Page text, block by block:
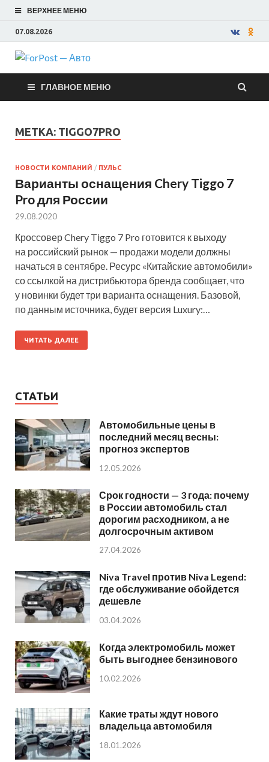
ВЕРХНЕЕ МЕНЮ
07.08.2026
ForPost —
Авто
ГЛАВНОЕ МЕНЮ
МЕТКА: TIGGO7PRO
НОВОСТИ КОМПАНИЙ / ПУЛЬС
Варианты оснащения Chery Tiggo 7
Pro для России
29.08.2020
Кроссовер Chery Tiggo 7 Pro готовится к выходу
на российский рынок — продажи модели должны
начаться в сентябре. Ресурс «Китайские автомобили»
со ссылкой на дистрибьютора бренда сообщает, что
у новинки будет три варианта оснащения. Базовой,
по данным источника, будет версия Luxury:…
ЧИТАТЬ ДАЛЕЕ
СТАТЬИ
Автомобильные цены в
последний месяц весны:
прогноз экспертов
12.05.2026
Срок годности — 3 года: почему
в России автомобиль стал
дорогим расходником, а не
долгосрочным активом
27.04.2026
Niva Travel против Niva Legend:
где обслуживание обойдется
дешевле
03.04.2026
Когда электромобиль может
быть выгоднее бензинового
10.02.2026
Какие траты ждут нового
владельца автомобиля
18.01.2026